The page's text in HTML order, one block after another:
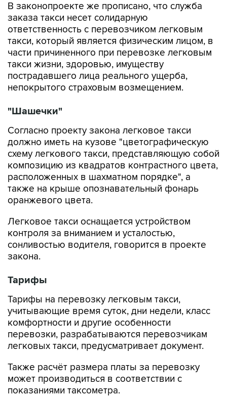
В законопроекте же прописано, что служба
заказа такси несет солидарную
ответственность с перевозчиком легковым
такси, который является физическим лицом, в
части причиненного при перевозке легковым
такси жизни, здоровью, имуществу
пострадавшего лица реального ущерба,
непокрытого страховым возмещением.
"Шашечки"
Согласно проекту закона легковое такси
должно иметь на кузове "цветографическую
схему легкового такси, представляющую собой
композицию из квадратов контрастного цвета,
расположенных в шахматном порядке", а
также на крыше опознавательный фонарь
оранжевого цвета.
Легковое такси оснащается устройством
контроля за вниманием и усталостью,
сонливостью водителя, говорится в проекте
закона.
Тарифы
Тарифы на перевозку легковым такси,
учитывающие время суток, дни недели, класс
комфортности и другие особенности
перевозки, разрабатываются перевозчикам
легковых такси, предусматривает документ.
Также расчёт размера платы за перевозку
может производиться в соответствии с
показаниями таксометра.